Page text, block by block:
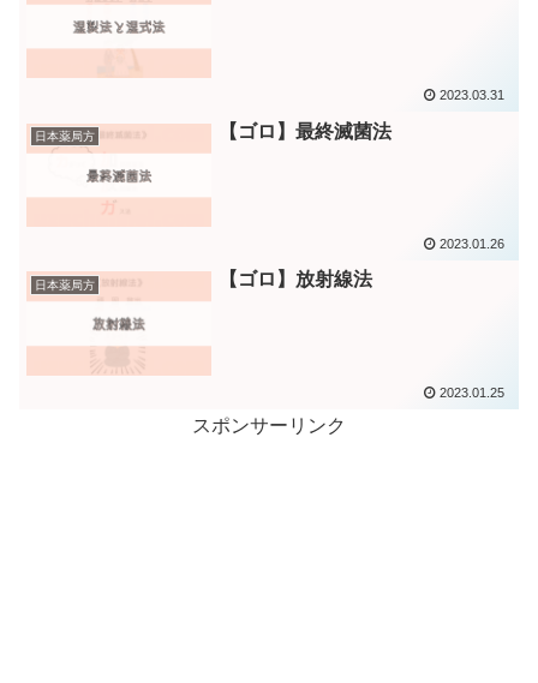
2023.03.31
日本薬局方 【ゴロ】最終滅菌法
2023.01.26
日本薬局方 【ゴロ】放射線法
2023.01.25
スポンサーリンク